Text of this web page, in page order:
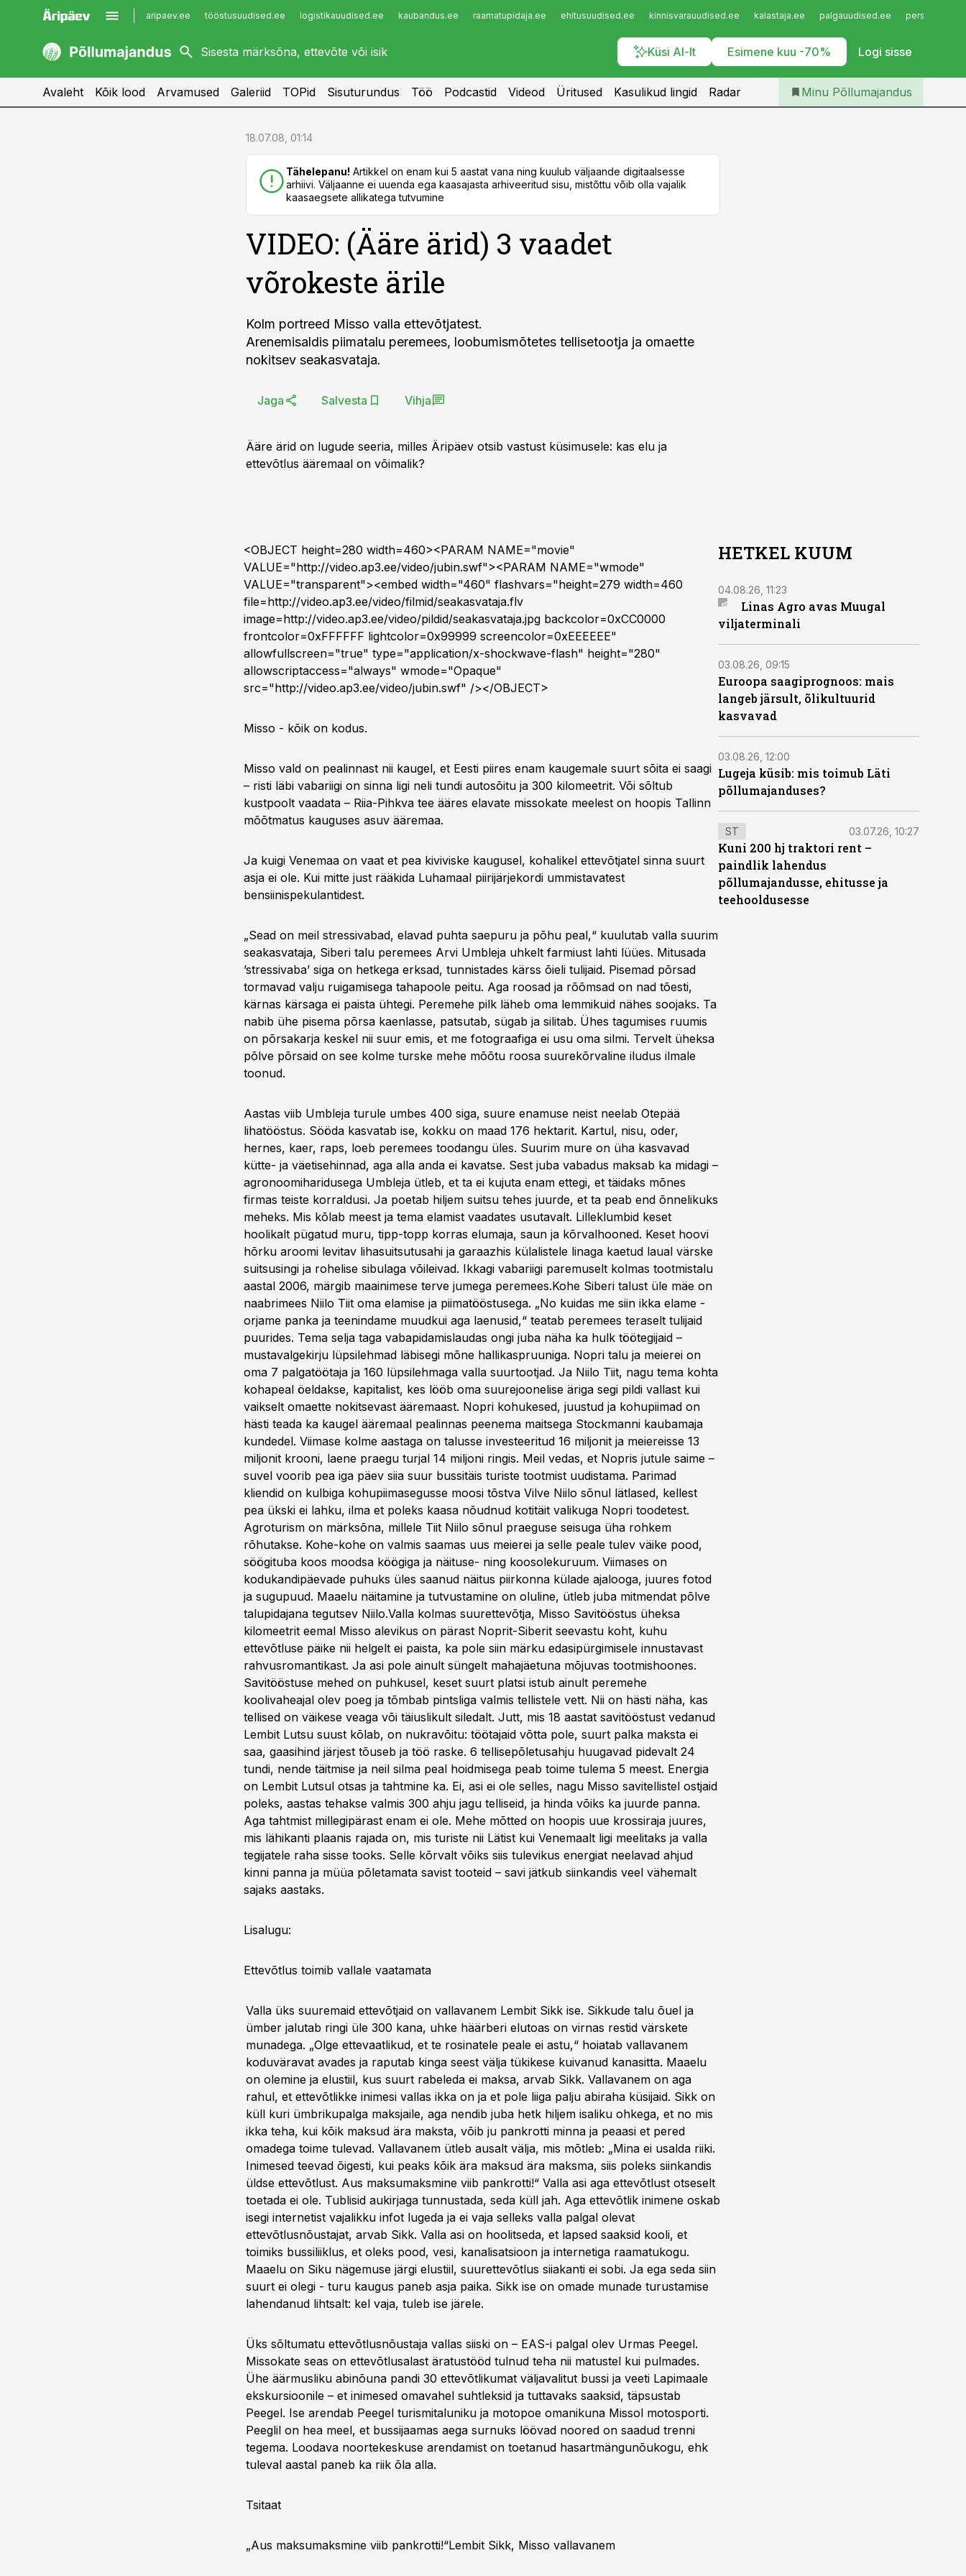
aripaev.ee tööstusuudised.ee logistikauudised.ee kaubandus.ee raamatupidaja.ee ehitusuudised.ee kinnisvarauudised.ee kalastaja.ee palgauudised.ee
Küsi AI-lt Esimene kuu -70% Logi sisse
kaubandus.ee
kinnisvarauudised.ee
imelineajalugu.ee
Infopank
Iseteenindus
Telli Põllumajandus
Avaleht Kõik lood Arvamused Galeriid TOPid Sisuturundus Töö Podcastid Videod Üritused Kasulikud lingid Radar Minu Põllumajandus
18.07.08, 01:14
Tähelepanu! Artikkel on enam kui 5 aastat vana ning kuulub väljaande digitaalsesse
arhiivi. Väljaanne ei uuenda ega kaasajasta arhiveeritud sisu, mistõttu võib olla vajalik
kaasaegsete allikatega tutvumine
VIDEO: (Ääre ärid) 3 vaadet
võrokeste ärile
Kolm portreed Misso valla ettevõtjatest.
Arenemisaldis piimatalu peremees, loobumismõtetes tellisetootja ja omaette
nokitsev seakasvataja.
Jaga Salvesta Vihja
Ääre ärid on lugude seeria, milles Äripäev otsib vastust küsimusele: kas elu ja
ettevõtlus ääremaal on võimalik?
<OBJECT height=280 width=460><PARAM NAME="movie"
VALUE="http://video.ap3.ee/video/jubin.swf"><PARAM NAME="wmode"
VALUE="transparent"><embed width="460" flashvars="height=279 width=460
file=http://video.ap3.ee/video/filmid/seakasvataja.flv
image=http://video.ap3.ee/video/pildid/seakasvataja.jpg backcolor=0xCC0000
frontcolor=0xFFFFFF lightcolor=0x99999 screencolor=0xEEEEEE"
allowfullscreen="true" type="application/x-shockwave-flash" height="280"
allowscriptaccess="always" wmode="Opaque"
src="http://video.ap3.ee/video/jubin.swf" /></OBJECT>
Misso - kõik on kodus.
Misso vald on pealinnast nii kaugel, et Eesti piires enam kaugemale suurt sõita ei saagi
– risti läbi vabariigi on sinna ligi neli tundi autosõitu ja 300 kilomeetrit. Või sõltub
kustpoolt vaadata – Riia-Pihkva tee ääres elavate missokate meelest on hoopis Tallinn
mõõtmatus kauguses asuv ääremaa.
Ja kuigi Venemaa on vaat et pea kiviviske kaugusel, kohalikel ettevõtjatel sinna suurt
asja ei ole. Kui mitte just rääkida Luhamaal piirijärjekordi ummistavatest
bensiinispekulantidest.
„Sead on meil stressivabad, elavad puhta saepuru ja põhu peal,“ kuulutab valla suurim
seakasvataja, Siberi talu peremees Arvi Umbleja uhkelt farmiust lahti lüües. Mitusada
’stressivaba’ siga on hetkega erksad, tunnistades kärss õieli tulijaid. Pisemad põrsad
tormavad valju ruigamisega tahapoole peitu. Aga roosad ja rõõmsad on nad tõesti,
kärnas kärsaga ei paista ühtegi. Peremehe pilk läheb oma lemmikuid nähes soojaks. Ta
nabib ühe pisema põrsa kaenlasse, patsutab, sügab ja silitab. Ühes tagumises ruumis
on põrsakarja keskel nii suur emis, et me fotograafiga ei usu oma silmi. Tervelt üheksa
põlve põrsaid on see kolme turske mehe mõõtu roosa suurekõrvaline iludus ilmale
toonud.
Aastas viib Umbleja turule umbes 400 siga, suure enamuse neist neelab Otepää
lihatööstus. Sööda kasvatab ise, kokku on maad 176 hektarit. Kartul, nisu, oder,
hernes, kaer, raps, loeb peremees toodangu üles. Suurim mure on üha kasvavad
kütte- ja väetisehinnad, aga alla anda ei kavatse. Sest juba vabadus maksab ka midagi –
agronoomiharidusega Umbleja ütleb, et ta ei kujuta enam ettegi, et täidaks mõnes
firmas teiste korraldusi. Ja poetab hiljem suitsu tehes juurde, et ta peab end õnnelikuks
meheks. Mis kõlab meest ja tema elamist vaadates usutavalt. Lilleklumbid keset
hoolikalt pügatud muru, tipp-topp korras elumaja, saun ja kõrvalhooned. Keset hoovi
hõrku aroomi levitav lihasuitsutusahi ja garaazhis külalistele linaga kaetud laual värske
suitsusingi ja rohelise sibulaga võileivad. Ikkagi vabariigi paremuselt kolmas tootmistalu
aastal 2006, märgib maainimese terve jumega peremees.Kohe Siberi talust üle mäe on
naabrimees Niilo Tiit oma elamise ja piimatööstusega. „No kuidas me siin ikka elame -
orjame panka ja teenindame muudkui aga laenusid,“ teatab peremees teraselt tulijaid
puurides. Tema selja taga vabapidamislaudas ongi juba näha ka hulk töötegijaid –
mustavalgekirju lüpsilehmad läbisegi mõne hallikaspruuniga. Nopri talu ja meierei on
oma 7 palgatöötaja ja 160 lüpsilehmaga valla suurtootjad. Ja Niilo Tiit, nagu tema kohta
kohapeal öeldakse, kapitalist, kes lööb oma suurejoonelise äriga segi pildi vallast kui
vaikselt omaette nokitsevast ääremaast. Nopri kohukesed, juustud ja kohupiimad on
hästi teada ka kaugel ääremaal pealinnas peenema maitsega Stockmanni kaubamaja
kundedel. Viimase kolme aastaga on talusse investeeritud 16 miljonit ja meiereisse 13
miljonit krooni, laene praegu turjal 14 miljoni ringis. Meil vedas, et Nopris jutule saime –
suvel voorib pea iga päev siia suur bussitäis turiste tootmist uudistama. Parimad
kliendid on kulbiga kohupiimasegusse moosi tõstva Vilve Niilo sõnul lätlased, kellest
pea ükski ei lahku, ilma et poleks kaasa nõudnud kotitäit valikuga Nopri toodetest.
Agroturism on märksõna, millele Tiit Niilo sõnul praeguse seisuga üha rohkem
rõhutakse. Kohe-kohe on valmis saamas uus meierei ja selle peale tulev väike pood,
söögituba koos moodsa köögiga ja näituse- ning koosolekuruum. Viimases on
kodukandipäevade puhuks üles saanud näitus piirkonna külade ajalooga, juures fotod
ja sugupuud. Maaelu näitamine ja tutvustamine on oluline, ütleb juba mitmendat põlve
talupidajana tegutsev Niilo.Valla kolmas suurettevõtja, Misso Savitööstus üheksa
kilomeetrit eemal Misso alevikus on pärast Noprit-Siberit seevastu koht, kuhu
ettevõtluse päike nii helgelt ei paista, ka pole siin märku edasipürgimisele innustavast
rahvusromantikast. Ja asi pole ainult süngelt mahajäetuna mõjuvas tootmishoones.
Savitööstuse mehed on puhkusel, keset suurt platsi istub ainult peremehe
koolivaheajal olev poeg ja tõmbab pintsliga valmis tellistele vett. Nii on hästi näha, kas
tellised on väikese veaga või täiuslikult siledalt. Jutt, mis 18 aastat savitööstust vedanud
Lembit Lutsu suust kõlab, on nukravõitu: töötajaid võtta pole, suurt palka maksta ei
saa, gaasihind järjest tõuseb ja töö raske. 6 tellisepõletusahju huugavad pidevalt 24
tundi, nende täitmise ja neil silma peal hoidmisega peab toime tulema 5 meest. Energia
on Lembit Lutsul otsas ja tahtmine ka. Ei, asi ei ole selles, nagu Misso savitellistel ostjaid
poleks, aastas tehakse valmis 300 ahju jagu telliseid, ja hinda võiks ka juurde panna.
Aga tahtmist millegipärast enam ei ole. Mehe mõtted on hoopis uue krossiraja juures,
mis lähikanti plaanis rajada on, mis turiste nii Lätist kui Venemaalt ligi meelitaks ja valla
tegijatele raha sisse tooks. Selle kõrvalt võiks siis tulevikus energiat neelavad ahjud
kinni panna ja müüa põletamata savist tooteid – savi jätkub siinkandis veel vähemalt
sajaks aastaks.
Lisalugu:
Ettevõtlus toimib vallale vaatamata
HETKEL KUUM
04.08.26, 11:23
Linas Agro avas Muugal
viljaterminali
03.08.26, 09:15
Euroopa saagiprognoos: mais
langeb järsult, õlikultuurid
kasvavad
03.08.26, 12:00
Lugeja küsib: mis toimub Läti
põllumajanduses?
ST 03.07.26, 10:27
Kuni 200 hj traktori rent –
paindlik lahendus
põllumajandusse, ehitusse ja
teehooldusesse
Valla üks suuremaid ettevõtjaid on vallavanem Lembit Sikk ise. Sikkude talu õuel ja
ümber jalutab ringi üle 300 kana, uhke häärberi elutoas on virnas restid värskete
munadega. „Olge ettevaatlikud, et te rosinatele peale ei astu,“ hoiatab vallavanem
koduväravat avades ja raputab kinga seest välja tükikese kuivanud kanasitta. Maaelu
on olemine ja elustiil, kus suurt rabeleda ei maksa, arvab Sikk. Vallavanem on aga
rahul, et ettevõtlikke inimesi vallas ikka on ja et pole liiga palju abiraha küsijaid. Sikk on
küll kuri ümbrikupalga maksjaile, aga nendib juba hetk hiljem isaliku ohkega, et no mis
ikka teha, kui kõik maksud ära maksta, võib ju pankrotti minna ja peaasi et pered
omadega toime tulevad. Vallavanem ütleb ausalt välja, mis mõtleb: „Mina ei usalda riiki.
Inimesed teevad õigesti, kui peaks kõik ära maksud ära maksma, siis poleks siinkandis
üldse ettevõtlust. Aus maksumaksmine viib pankrotti!“ Valla asi aga ettevõtlust otseselt
toetada ei ole. Tublisid aukirjaga tunnustada, seda küll jah. Aga ettevõtlik inimene oskab
isegi internetist vajalikku infot lugeda ja ei vaja selleks valla palgal olevat
ettevõtlusnõustajat, arvab Sikk. Valla asi on hoolitseda, et lapsed saaksid kooli, et
toimiks bussiliiklus, et oleks pood, vesi, kanalisatsioon ja internetiga raamatukogu.
Maaelu on Siku nägemuse järgi elustiil, suurettevõtlus siiakanti ei sobi. Ja ega seda siin
suurt ei olegi - turu kaugus paneb asja paika. Sikk ise on omade munade turustamise
lahendanud lihtsalt: kel vaja, tuleb ise järele.
Üks sõltumatu ettevõtlusnõustaja vallas siiski on – EAS-i palgal olev Urmas Peegel.
Missokate seas on ettevõtlusalast äratustööd tulnud teha nii matustel kui pulmades.
Ühe äärmusliku abinõuna pandi 30 ettevõtlikumat väljavalitut bussi ja veeti Lapimaale
ekskursioonile – et inimesed omavahel suhtleksid ja tuttavaks saaksid, täpsustab
Peegel. Ise arendab Peegel turismitaluniku ja motopoe omanikuna Missol motosporti.
Peeglil on hea meel, et bussijaamas aega surnuks löövad noored on saadud trenni
tegema. Loodava noortekeskuse arendamist on toetanud hasartmängunõukogu, ehk
tuleval aastal paneb ka riik õla alla.
Tsitaat
„Aus maksumaksmine viib pankrotti!“Lembit Sikk, Misso vallavanem